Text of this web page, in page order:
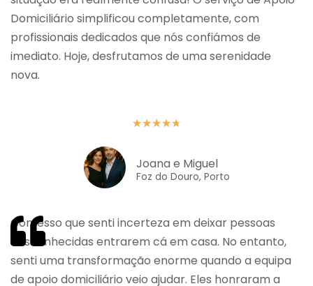
Domiciliário simplificou completamente, com
profissionais dedicados que nós confiámos de
imediato. Hoje, desfrutamos de uma serenidade
nova.
★★★★★
Joana e Miguel
Foz do Douro, Porto
Confesso que senti incerteza em deixar pessoas
desconhecidas entrarem cá em casa. No entanto,
senti uma transformação enorme quando a equipa
de apoio domiciliário veio ajudar. Eles honraram a